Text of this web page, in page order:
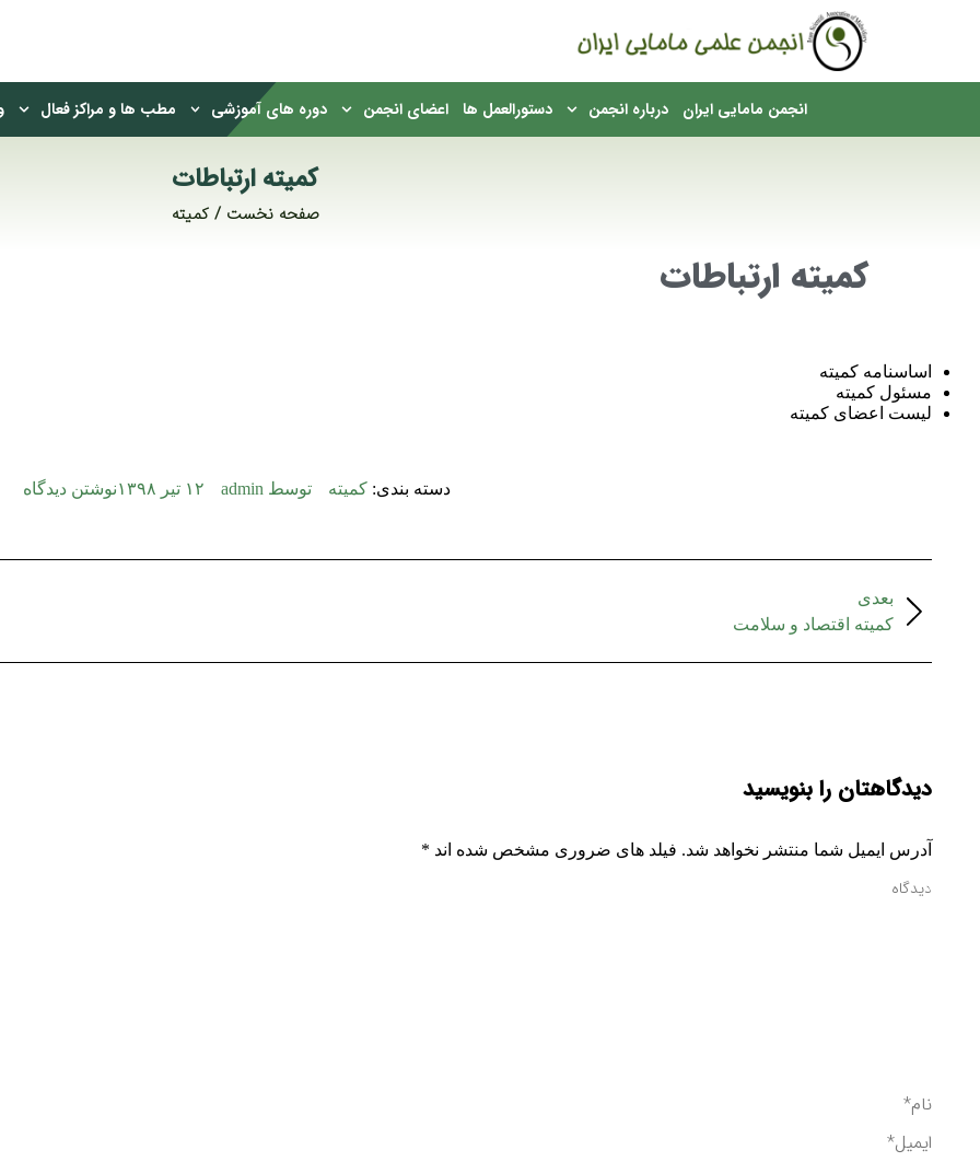
انجمن مامایی ایران درباره انجمن دستورالعمل ها اعضای انجمن دوره های آموزشی مطب ها و مراکز فعال
کمیته ارتباطات
صفحه نخست کمیته
کمیته ارتباطات
اساسنامه کمیته
مسئول کمیته
لیست اعضای کمیته
دسته بندی: کمیته توسط admin ۱۲ تیر ۱۳۹۸ نوشتن دیدگاه
بعدی
کمیته اقتصاد و سلامت
دیدگاهتان را بنویسید
آدرس ایمیل شما منتشر نخواهد شد. فیلد های ضروری مشخص شده اند *
دیدگاه
نام *
ایمیل *